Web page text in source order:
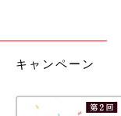
キャンペーン